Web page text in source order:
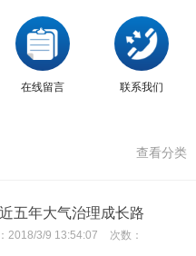
在线留言 联系我们
查看分类
五年大气治理成长路
2018/3/9 13:54:07 次数：